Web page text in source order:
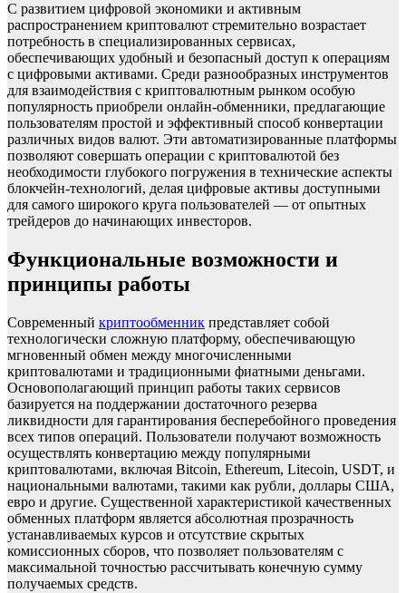
С развитием цифровой экономики и активным
распространением криптовалют стремительно возрастает
потребность в специализированных сервисах,
обеспечивающих удобный и безопасный доступ к операциям
с цифровыми активами. Среди разнообразных инструментов
для взаимодействия с криптовалютным рынком особую
популярность приобрели онлайн-обменники, предлагающие
пользователям простой и эффективный способ конвертации
различных видов валют. Эти автоматизированные платформы
позволяют совершать операции с криптовалютой без
необходимости глубокого погружения в технические аспекты
блокчейн-технологий, делая цифровые активы доступными
для самого широкого круга пользователей — от опытных
трейдеров до начинающих инвесторов.
Функциональные возможности и
принципы работы
Современный криптообменник представляет собой
технологически сложную платформу, обеспечивающую
мгновенный обмен между многочисленными
криптовалютами и традиционными фиатными деньгами.
Основополагающий принцип работы таких сервисов
базируется на поддержании достаточного резерва
ликвидности для гарантирования бесперебойного проведения
всех типов операций. Пользователи получают возможность
осуществлять конвертацию между популярными
криптовалютами, включая Bitcoin, Ethereum, Litecoin, USDT, и
национальными валютами, такими как рубли, доллары США,
евро и другие. Существенной характеристикой качественных
обменных платформ является абсолютная прозрачность
устанавливаемых курсов и отсутствие скрытых
комиссионных сборов, что позволяет пользователям с
максимальной точностью рассчитывать конечную сумму
получаемых средств.